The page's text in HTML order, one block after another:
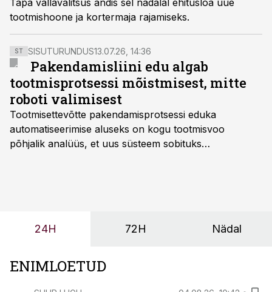
Tapa vallavalitsus andis sel nädalal ehitusloa uue
tootmishoone ja kortermaja rajamiseks.
ST SISUTURUNDUS13.07.26, 14:36
Pakendamisliini edu algab
tootmisprotsessi mõistmisest, mitte
roboti valimisest
Tootmisettevõtte pakendamisprotsessi eduka
automatiseerimise aluseks on kogu tootmisvoo
põhjalik analüüs, et uus süsteem sobituks
OÜ tegevjuht Sander Mitendorf.
24H 72H Nädal
ENIMLOETUD